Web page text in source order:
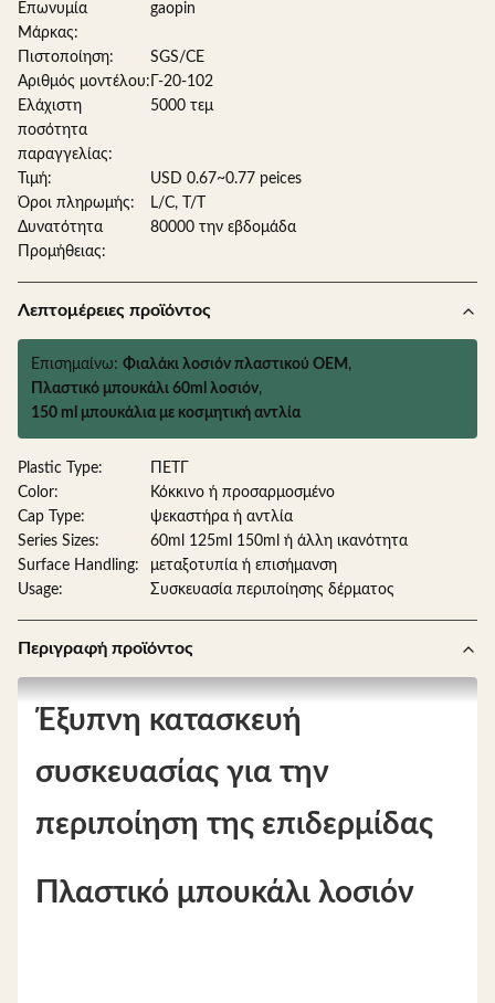
Επωνυμία
Μάρκας:
gaopin
Πιστοποίηση:
SGS/CE
Αριθμός μοντέλου: Γ-20-102
Ελάχιστη
ποσότητα
παραγγελίας:
5000 τεμ
Τιμή:
USD 0.67~0.77 peices
Όροι πληρωμής:
L/C, T/T
Δυνατότητα
Προμήθειας:
80000 την εβδομάδα
Λεπτομέρειες προϊόντος
Επισημαίνω: Φιαλάκι λοσιόν πλαστικού OEM ,
Πλαστικό μπουκάλι 60ml λοσιόν,
150 ml μπουκάλια με κοσμητική αντλία
Plastic Type:
ΠΕΤΓ
Color:
Κόκκινο ή προσαρμοσμένο
Cap Type:
ψεκαστήρα ή αντλία
Series Sizes:
60ml 125ml 150ml ή άλλη ικανότητα
Surface Handling:
μεταξοτυπία ή επισήμανση
Usage:
Συσκευασία περιποίησης δέρματος
Περιγραφή προϊόντος
Έξυπνη κατασκευή
συσκευασίας για την
περιποίηση της επιδερμίδας
Πλαστικό μπουκάλι λοσιόν